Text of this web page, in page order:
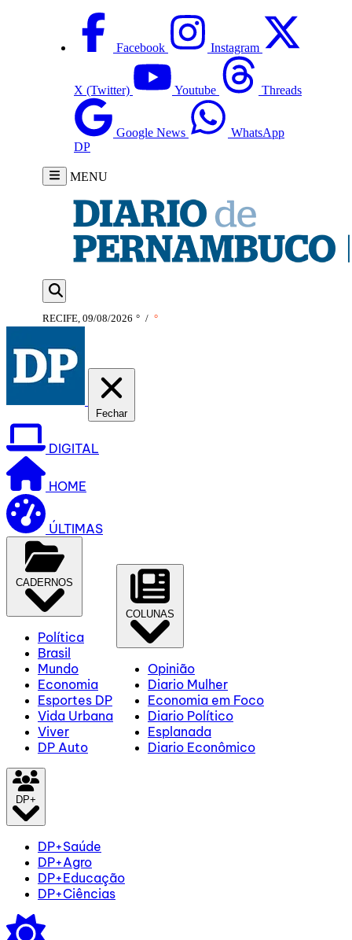
Facebook Instagram
X (Twitter) Youtube Threads
Google News
WhatsApp
DP
MENU
RECIFE, 09/08/2026 ° / °
Fechar
DIGITAL
HOME
ÚLTIMAS
CADERNOS
Política
Brasil
Mundo
Economia
Esportes DP
Vida Urbana
Viver
DP Auto
COLUNAS
Opinião
Diario Mulher
Economia em Foco
Diario Político
Esplanada
Diario Econômico
DP+
DP+Saúde
DP+Agro
DP+Educação
DP+Ciências